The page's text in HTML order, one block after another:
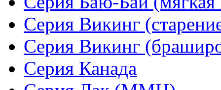
Серия Викинг
Серия Викинг
Серия Канада